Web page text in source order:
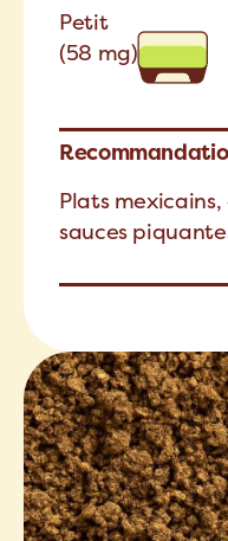
Petit
(58 mg)
Plats
sauces